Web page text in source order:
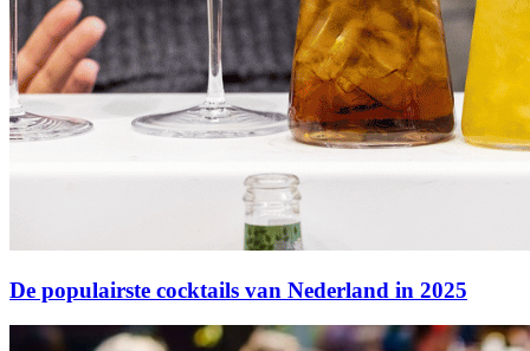
De populairste cocktails van Nederland in 2025